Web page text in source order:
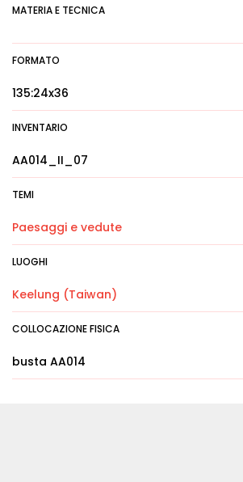
MATERIA E TECNICA
FORMATO
135:24x36
INVENTARIO
AA014_II_07
TEMI
Paesaggi e vedute
LUOGHI
Keelung (Taiwan)
COLLOCAZIONE FISICA
busta AA014